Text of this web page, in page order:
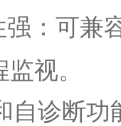
强：可兼
视。
自诊断功